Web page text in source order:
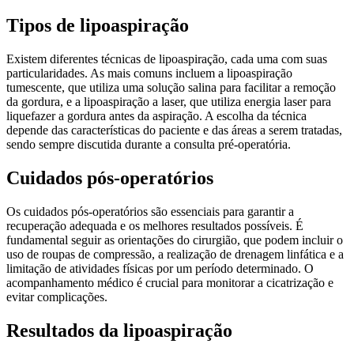
Tipos de lipoaspiração
Existem diferentes técnicas de lipoaspiração, cada uma com suas
particularidades. As mais comuns incluem a lipoaspiração
tumescente, que utiliza uma solução salina para facilitar a remoção
da gordura, e a lipoaspiração a laser, que utiliza energia laser para
liquefazer a gordura antes da aspiração. A escolha da técnica
depende das características do paciente e das áreas a serem tratadas,
sendo sempre discutida durante a consulta pré-operatória.
Cuidados pós-operatórios
Os cuidados pós-operatórios são essenciais para garantir a
recuperação adequada e os melhores resultados possíveis. É
fundamental seguir as orientações do cirurgião, que podem incluir o
uso de roupas de compressão, a realização de drenagem linfática e a
limitação de atividades físicas por um período determinado. O
acompanhamento médico é crucial para monitorar a cicatrização e
evitar complicações.
Resultados da lipoaspiração